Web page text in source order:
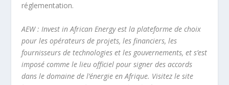
réglementation.
AEW : Invest in African Energy est la plateforme de choix
pour les opérateurs de projets, les financiers, les
fournisseurs de technologies et les gouvernements, et s’est
imposé comme le lieu officiel pour signer des accords
dans le domaine de l’énergie en Afrique. Visitez le site